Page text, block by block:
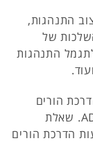
התנהגות,
של
התנהגות
הורים
בניהול התנהגות" בקרב ילדו הלוקה ב-ADHD. שאלת
הדרכת הורים